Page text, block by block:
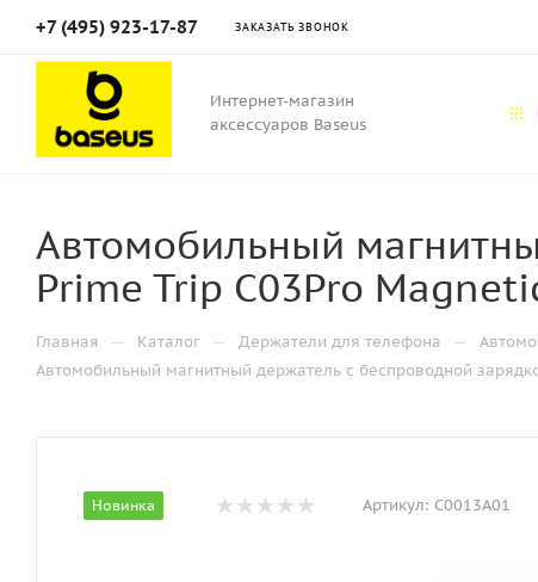
+7 (495) 923-17-87 ЗАКАЗАТЬ ЗВОНОК
Интернет-магазин
аксессуаров Baseus
Автомобильный
Prime Trip C03Pro
Главная — Каталог — Держатели для телефона —
Автомобильный магнитный держатель с беспроводной
Новинка Артикул: C0013A01